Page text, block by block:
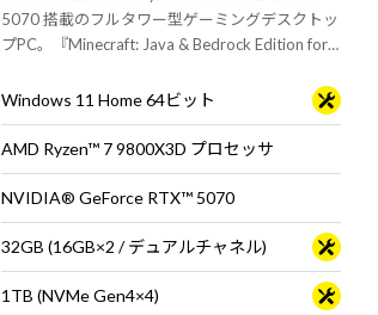
5070 搭載のフルタワー型ゲーミングデスクトッ
プPC。『Minecraft: Java & Bedrock Edition for
売りです。
Windows 11 Home 64ビット
AMD Ryzen™ 7 9800X3D プロセッサ
NVIDIA® GeForce RTX™ 5070
32GB (16GB×2 / デュアルチャネル)
1TB (NVMe Gen4×4)